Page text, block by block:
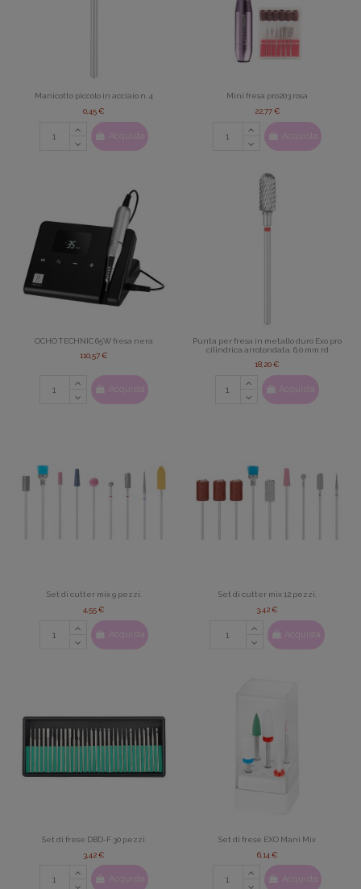
Manicotto piccolo in acciaio n. 4
0,45 €
Acquista
Mini fresa pro203 rosa
22,77 €
Acquista
OCHO TECHNIC 65W fresa nera
110,57 €
Acquista
Punta per fresa in metallo duro Exo pro
cilindrica arrotondata. 6,0 mm rd
18,20 €
Acquista
Set di cutter mix 9 pezzi.
4,55 €
Acquista
Set di cutter mix 12 pezzi.
3,42 €
Acquista
Set di frese DBD-F 30 pezzi.
3,42 €
Acquista
Set di frese EXO Mani Mix
6,14 €
Acquista